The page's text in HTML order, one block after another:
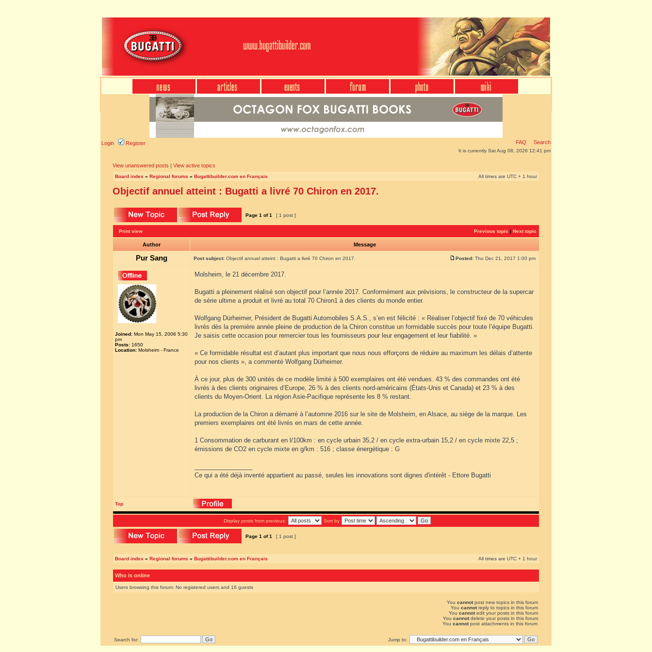
Login Register FAQ Search
It is currently Sat Aug 08, 2026 12:41 pm
View unanswered posts | View active topics
Board index » Regional forums » Bugattibuilder.com en Français All times are UTC + 1 hour
Objectif annuel atteint : Bugatti a livré 70 Chiron en 2017.
Page 1 of1 [ 1 post ]
Print view Previous topic | Next topic
Author Message
Pur Sang Post subject: Objectif annuel atteint : Bugatti a livré 70 Chiron en 2017. Posted: Thu Dec 21, 2017 1:00 pm
Joined: Mon May 15, 2006 5:30
pm
Posts: 1650
Location: Molsheim - France
Molsheim, le 21 décembre 2017.
Bugatti a pleinement réalisé son objectif pour l’année 2017. Conformément aux prévisions, le constructeur de la supercar
de série ultime a produit et livré au total 70 Chiron1 à des clients du monde entier.
Wolfgang Dürheimer, Président de Bugatti Automobiles S.A.S., s’en est félicité : « Réaliser l’objectif fixé de 70 véhicules
livrés dès la première année pleine de production de la Chiron constitue un formidable succès pour toute l’équipe Bugatti.
Je saisis cette occasion pour remercier tous les fournisseurs pour leur engagement et leur fiabilité. »
« Ce formidable résultat est d’autant plus important que nous nous efforçons de réduire au maximum les délais d’attente
pour nos clients », a commenté Wolfgang Dürheimer.
À ce jour, plus de 300 unités de ce modèle limité à 500 exemplaires ont été vendues. 43 % des commandes ont été
livrés à des clients originaires d’Europe, 26 % à des clients nord-américains (États-Unis et Canada) et 23 % à des
clients du Moyen-Orient. La région Asie-Pacifique représente les 8 % restant.
La production de la Chiron a démarré à l’automne 2016 sur le site de Molsheim, en Alsace, au siège de la marque. Les
premiers exemplaires ont été livrés en mars de cette année.
1 Consommation de carburant en l/100km : en cycle urbain 35,2 / en cycle extra-urbain 15,2 / en cycle mixte 22,5 ;
émissions de CO2 en cycle mixte en g/km : 516 ; classe énergétique : G
Ce qui a été déjà inventé appartient au passé, seules les innovations sont dignes d'intérêt - Ettore Bugatti
Top
Display posts from previous: Sort by
Page 1 of1 [ 1 post ]
Board index » Regional forums » Bugattibuilder.com en Français All times are UTC + 1 hour
Who is online
Users browsing this forum: No registered users and 16 guests
You cannotpost new topics in this forum
You cannotreply to topics in this forum
You cannotedit your posts in this forum
You cannotdelete your posts in this forum
You cannotpost attachments in this forum
Search for: Jump to: